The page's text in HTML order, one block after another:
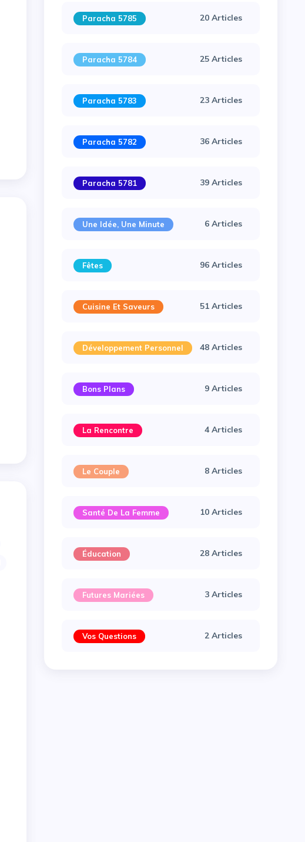
Paracha 5785 20 Articles
Paracha 5784 25 Articles
Paracha 5783 23 Articles
Paracha 5782 36 Articles
Paracha 5781 39 Articles
Une Idée, Une Minute 6 Articles
Fêtes 96 Articles
Cuisine Et Saveurs 51 Articles
Développement Personnel 48 Articles
Bons Plans 9 Articles
La Rencontre 4 Articles
Le Couple 8 Articles
Santé De La Femme 10 Articles
Éducation 28 Articles
Futures Mariées 3 Articles
Vos Questions 2 Articles